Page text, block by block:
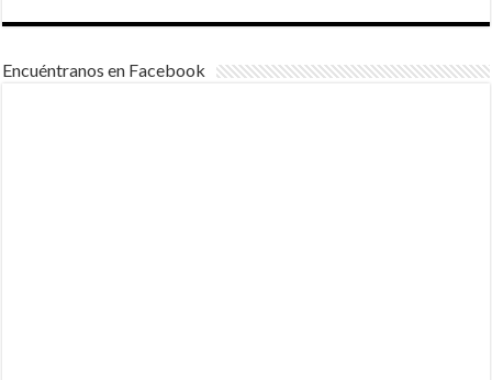
Encuéntranos en Facebook